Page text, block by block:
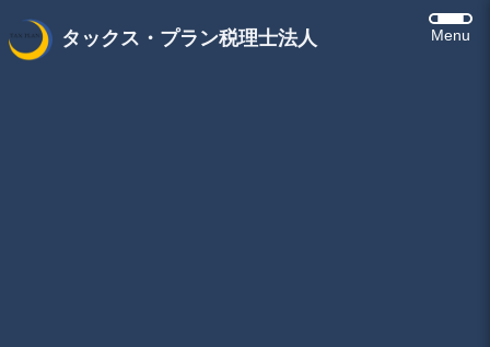
タックス・プラン税理士法人 Menu